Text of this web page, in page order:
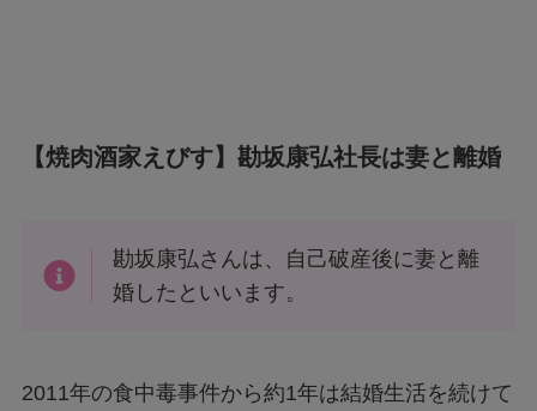
【焼肉酒家えびす】勘坂康弘社長は妻と離婚
勘坂康弘さんは、自己破産後に妻と離
婚したといいます。
2011年の食中毒事件から約1年は結婚生活を続けて